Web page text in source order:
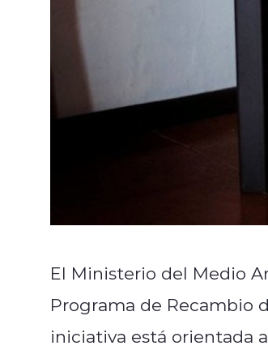
El Ministerio del Medio
Programa de Recambio
iniciativa está orientada